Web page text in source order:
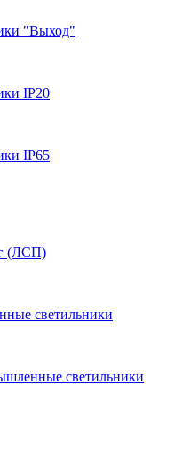
"Выход"
IP20
IP65
(ЛСП)
светильники
светильники